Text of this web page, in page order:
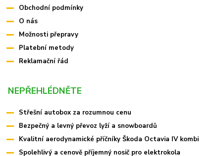
Obchodní podmínky
O nás
Možnosti přepravy
Platební metody
Reklamační řád
NEPŘEHLÉDNĚTE
Střešní autobox za rozumnou cenu
Bezpečný a levný převoz lyží a snowboardů
Kvalitní aerodynamické příčníky Škoda Octavia IV kombi
Spolehlivý a cenově příjemný nosič pro elektrokola